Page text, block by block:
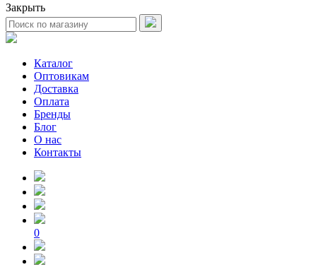
Закрыть
Каталог
Оптовикам
Доставка
Оплата
Бренды
Блог
О нас
Контакты
0